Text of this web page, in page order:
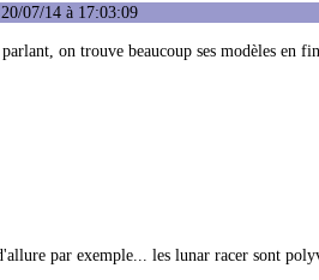
07/14 à 17:03:09
on trouve beaucoup ses modèles en
par exemple... les lunar racer sont